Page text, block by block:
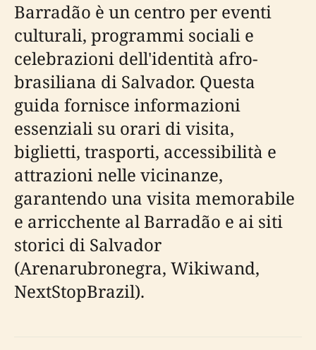
Barradão è un centro per eventi
culturali, programmi sociali e
celebrazioni dell'identità afro-
brasiliana di Salvador. Questa
guida fornisce informazioni
essenziali su orari di visita,
biglietti, trasporti, accessibilità e
attrazioni nelle vicinanze,
garantendo una visita memorabile
e arricchente al Barradão e ai siti
storici di Salvador
(Arenarubronegra, Wikiwand,
NextStopBrazil).